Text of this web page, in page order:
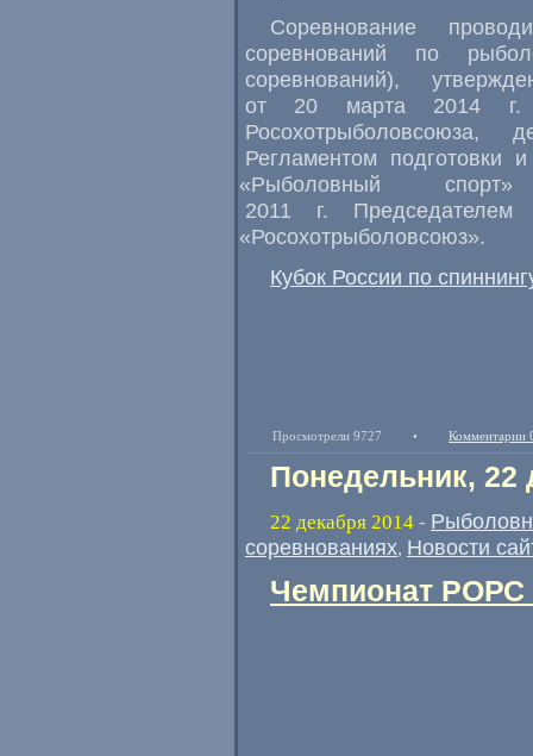
Соревнование
соревнований по
соревнований),
от 20 марта 2014
Росохотрыболовсоюза,
Регламентом подготовки
«Рыболовный
2011 г. Председателем
«Росохотрыболовсоюз».
Кубок России по
Просмотрели 9727 • Комментарии
Понедельник, 22
22 декабря 2014 -
соревнованиях, Новости
Чемпионат РОРС